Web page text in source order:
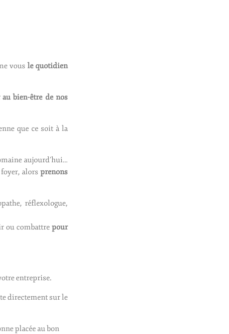
vousle quotidien
bien-être de nos
que ce soit à la
aujourd’hui…
alors prenons
réflexologue,
ou combattre pour
entreprise.
directement sur le
placée au bon